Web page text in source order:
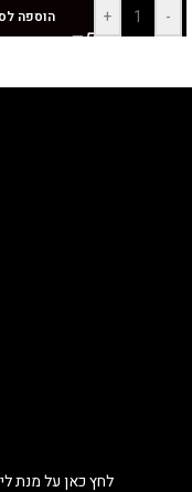
-
+ הוספה
לחץ כאן על מנת